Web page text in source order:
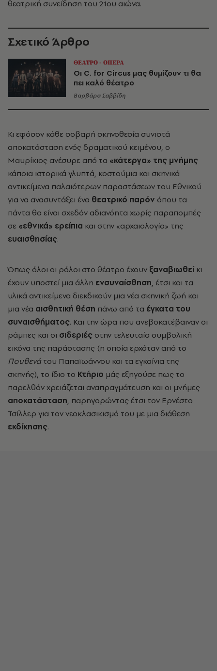
θεατρική συνείδηση του 21ου αιώνα.
Σχετικό Άρθρο
ΘΕΑΤΡΟ - ΟΠΕΡΑ
Οι C. for Circus μας θυμίζουν τι θα
πει καλό θέατρο
Βαρβάρα Σαββίδη
Κι εφόσον κάθε σοβαρή σκηνοθεσία συνιστά
αποκατάσταση ενός δραματικού κειμένου, ο
Μαυρίκιος ανέσυρε από τα «κάτεργα» της μνήμης
κάποια ιστορικά γλυπτά, κοστούμια και σκηνικά
αντικείμενα παλαιότερων παραστάσεων του Εθνικού
για να ανασυντάξει ένα θεατρικό παρόν όπου τα
πάντα θα είναι σχεδόν αδιανόητα χωρίς παραπομπές
σε «εθνικά» ερείπια και στην «αρχαιολογία» της
ευαισθησίας.
Όπως όλοι οι ρόλοι στο θέατρο έχουν ξαναβιωθείκι
έχουν υποστεί μια άλλη ενσυναίσθηση, έτσι και τα
υλικά αντικείμενα διεκδικούν μια νέα σκηνική ζωή και
μια νέα αισθητική θέση πάνω από τα έγκατα του
συναισθήματος. Και την ώρα που ανεβοκατέβαιναν οι
ράμπες και οι σιδεριές στην τελευταία συμβολική
εικόνα της παράστασης (η οποία ερχόταν από το
Πουθενάτου Παπαϊωάννου και τα εγκαίνια της
σκηνής), το ίδιο το Κτήριο μάς εξηγούσε πως το
παρελθόν χρειάζεται αναπραγμάτευση και οι μνήμες
αποκατάσταση, παρηγορώντας έτσι τον Ερνέστο
Τσίλλερ για τον νεοκλασικισμό του με μια διάθεση
εκδίκησης.